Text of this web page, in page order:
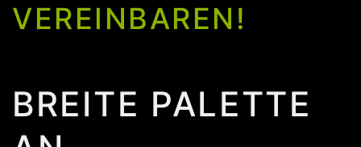
VEREINBAREN!
BREITE PALETTE